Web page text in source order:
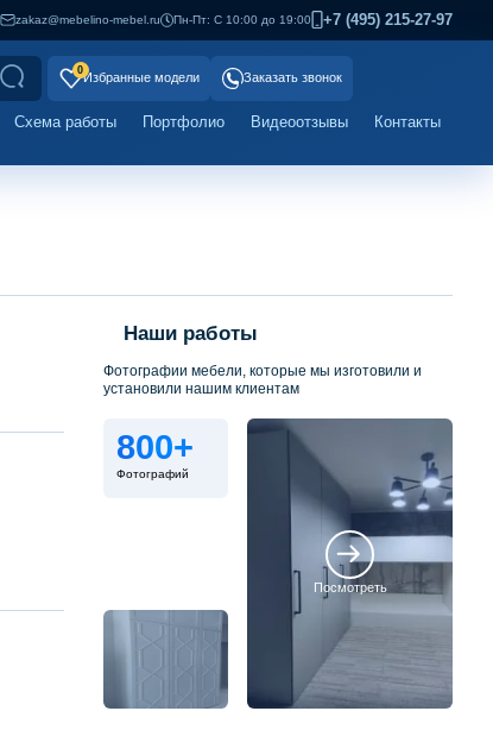
zakaz@mebelino-mebel.ru Пн-Пт: С 10:00 до 19:00 +7 (495) 215-27-97
0
Избранные модели Заказать звонок
Схема работы Портфолио Видеоотзывы Контакты
Наши работы
Фотографии мебели, которые мы изготовили и
установили нашим клиентам
800+
Фотографий
Посмотреть